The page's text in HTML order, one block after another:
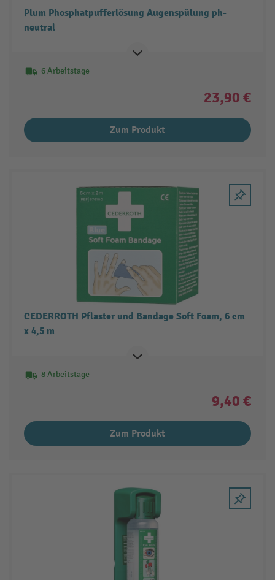
Plum Phosphatpufferlösung Augenspülung ph-
neutral
6 Arbeitstage
23,90 €
Zum Produkt
CEDERROTH Pflaster und Bandage Soft Foam, 6 cm
x 4,5 m
8 Arbeitstage
9,40 €
Zum Produkt